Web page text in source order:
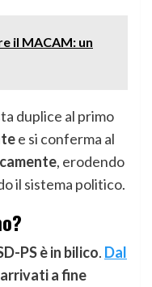
il MACAM: un
duplice al primo
e si conferma al
, erodendo
il sistema politico.
PS è in bilico. Dal
a fine